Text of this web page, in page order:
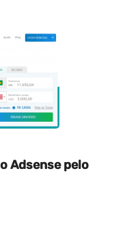
Adsense pelo